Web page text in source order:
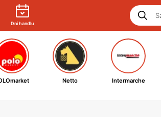
Dni handlu
Netto Intermarche